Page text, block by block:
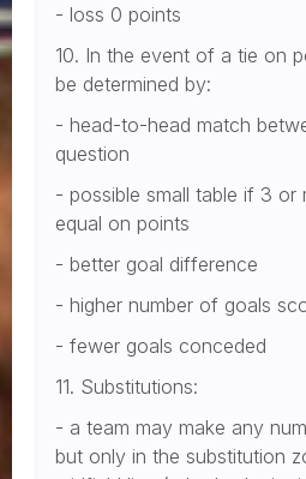
- loss 0 points
10. In the event of a tie on
be determined by:
- head-to-head match
question
- possible small table if 3 or
equal on points
- better goal difference
- higher number of goals
- fewer goals conceded
11. Substitutions:
- a team may make any
but only in the substitution